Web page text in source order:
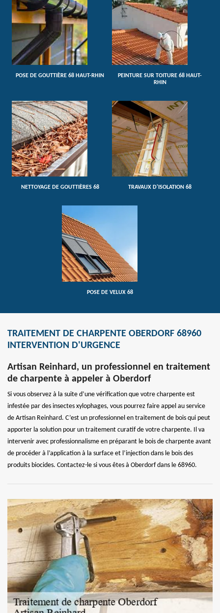
POSE DE GOUTTIÈRE 68 HAUT-RHIN
PEINTURE SUR TOITURE 68 HAUT-
RHIN
NETTOYAGE DE GOUTTIÈRES 68 TRAVAUX D'ISOLATION 68
POSE DE VELUX 68
TRAITEMENT DE CHARPENTE OBERDORF 68960
INTERVENTION D'URGENCE
Artisan Reinhard, un professionnel en traitement
de charpente à appeler à Oberdorf
Si vous observez à la suite d’une vérification que votre charpente est
infestée par des insectes xylophages, vous pourrez faire appel au service
de Artisan Reinhard. C’est un professionnel en traitement de bois qui peut
apporter la solution pour un traitement curatif de votre charpente. Il va
intervenir avec professionnalisme en préparant le bois de charpente avant
de procéder à l’application à la surface et l’injection dans le bois des
produits biocides. Contactez-le si vous êtes à Oberdorf dans le 68960.